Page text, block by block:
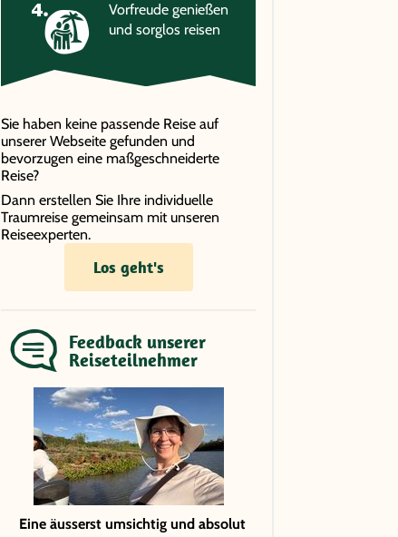
Vorfreude genießen
und sorglos reisen
Sie haben keine passende Reise auf
unserer Webseite gefunden und
bevorzugen eine maßgeschneiderte
Reise?
Dann erstellen Sie Ihre individuelle
Traumreise gemeinsam mit unseren
Reiseexperten.
Los geht's
Feedback unserer
Reiseteilnehmer
Eine äusserst umsichtig und absolut